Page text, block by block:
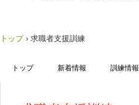
トップ › 求職者支援訓練
トップ 新着情報 訓練情報